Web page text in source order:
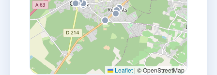
Leaflet | © OpenStreetMap